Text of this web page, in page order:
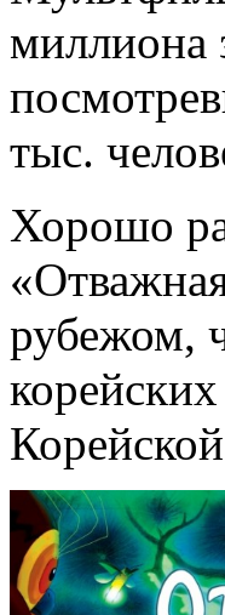
миллиона
тыс.
Хорошо
рубежом,